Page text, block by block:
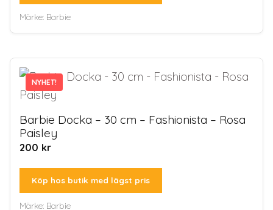
Märke: Barbie
NYHET!
Barbie Docka – 30 cm – Fashionista – Rosa
Paisley
200 kr
Köp hos butik med lägst pris
Märke: Barbie